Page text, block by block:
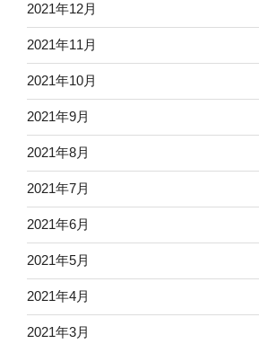
2021年12月
2021年11月
2021年10月
2021年9月
2021年8月
2021年7月
2021年6月
2021年5月
2021年4月
2021年3月